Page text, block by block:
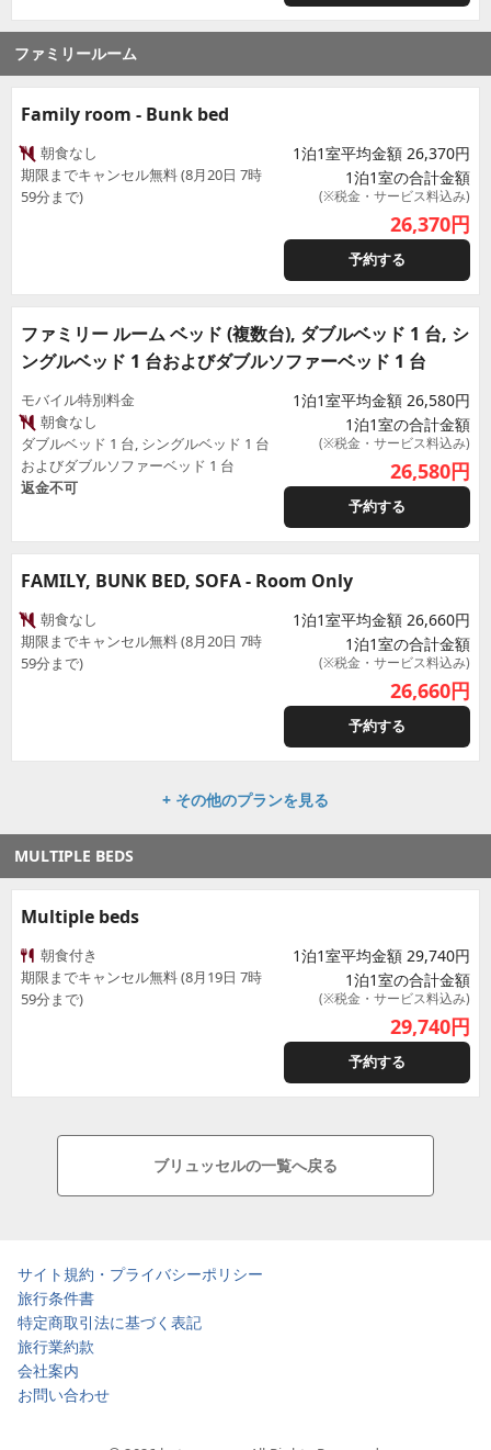
ファミリールーム
Family room - Bunk bed
朝食なし
期限までキャンセル無料 (8月20日 7時
59分まで)
1泊1室平均金額 26,370円
1泊1室の合計金額
(※税金・サービス料込み)
26,370円
予約する
ファミリー ルーム ベッド (複数台), ダブルベッド 1 台, シ
ングルベッド 1 台およびダブルソファーベッド 1 台
モバイル特別料金
朝食なし
ダブルベッド 1 台, シングルベッド 1 台
およびダブルソファーベッド 1 台
返金不可
1泊1室平均金額 26,580円
1泊1室の合計金額
(※税金・サービス料込み)
26,580円
予約する
FAMILY, BUNK BED, SOFA - Room Only
朝食なし
期限までキャンセル無料 (8月20日 7時
59分まで)
1泊1室平均金額 26,660円
1泊1室の合計金額
(※税金・サービス料込み)
26,660円
予約する
+ その他のプランを見る
MULTIPLE BEDS
Multiple beds
朝食付き
期限までキャンセル無料 (8月19日 7時
59分まで)
1泊1室平均金額 29,740円
1泊1室の合計金額
(※税金・サービス料込み)
29,740円
予約する
ブリュッセルの一覧へ戻る
サイト規約・プライバシーポリシー
旅行条件書
特定商取引法に基づく表記
旅行業約款
会社案内
お問い合わせ